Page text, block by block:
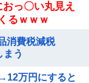
っ〇い丸見え
るｗｗｗ
消費税減税
まう
万円にすると